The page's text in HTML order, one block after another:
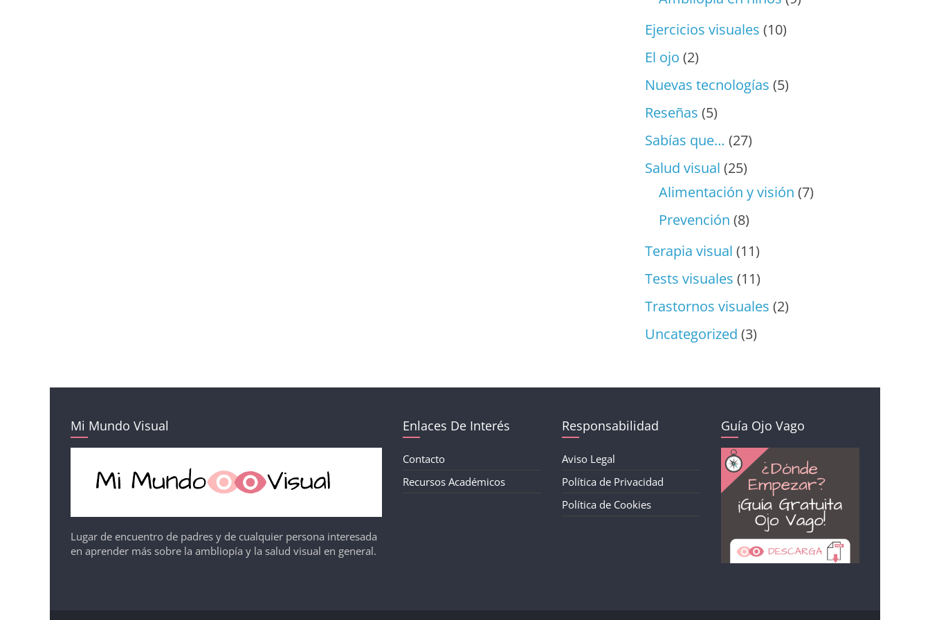
Ejercicios visuales (10)
El ojo (2)
Nuevas tecnologías (5)
Reseñas (5)
Sabías que… (27)
Salud visual (25)
Alimentación y visión (7)
Prevención (8)
Terapia visual (11)
Tests visuales (11)
Trastornos visuales (2)
Uncategorized (3)
Mi Mundo Visual
Lugar de encuentro de padres y de cualquier persona interesada
en aprender más sobre la ambliopía y la salud visual en general.
Enlaces De Interés
Contacto
Recursos Académicos
Responsabilidad
Aviso Legal
Política de Privacidad
Política de Cookies
Guía Ojo Vago